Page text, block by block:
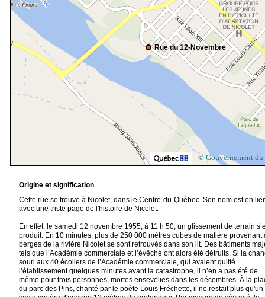
Rue du 12-Novembre
© Gouvernement du
Origine et signification
Cette rue se trouve à Nicolet, dans le Centre-du-Québec. Son nom est en
avec une triste page de l'histoire de Nicolet.
En effet, le samedi 12 novembre 1955, à 11 h 50, un glissement de terrain
produit. En 10 minutes, plus de 250 000 mètres cubes de matière provenant
berges de la rivière Nicolet se sont retrouvés dans son lit. Des bâtiments
tels que l’Académie commerciale et l’évêché ont alors été détruits. Si la
souri aux 40 écoliers de l’Académie commerciale, qui avaient quitté
l’établissement quelques minutes avant la catastrophe, il n’en a pas été de
même pour trois personnes, mortes ensevelies dans les décombres. À la
du parc des Pins, chanté par le poète Louis Fréchette, il ne restait plus qu'un